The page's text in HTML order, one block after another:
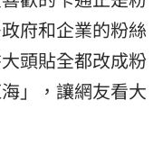
府和企業的粉絲
頭貼全都改成粉
」，讓網友看大